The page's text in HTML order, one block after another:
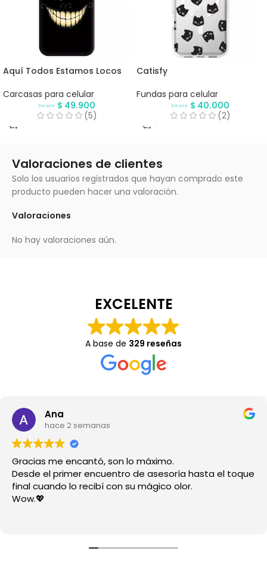
Aquí Todos Estamos Locos
Carcasas para celular
Desde $ 49.900
(5)
Catisfy
Fundas para celular
Desde $ 40.000
(2)
Valoraciones de clientes
Valoraciones
No hay valoraciones aún.
Solo los usuarios registrados que hayan comprado este
producto pueden hacer una valoración.
EXCELENTE
A base de 329 reseñas
Ana
hace 2 semanas
Gracias me encantó, son lo máximo.
Desde el primer encuentro de asesoría hasta el toque
final cuando lo recibí con su mágico olor.
Wow.💖